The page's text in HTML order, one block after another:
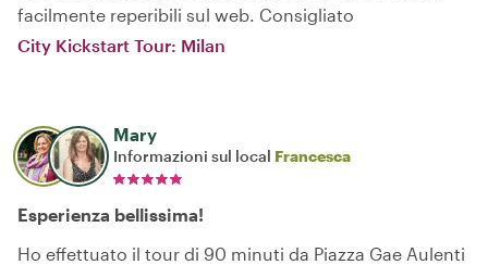
facilmente reperibili sul web. Consigliato
City Kickstart Tour: Milan
Mary
Informazioni sul local Francesca
Esperienza bellissima!
Ho effettuato il tour di 90 minuti da Piazza Gae Aulenti